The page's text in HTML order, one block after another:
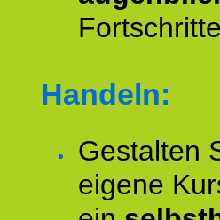
Handeln:
Gestalten
eigene